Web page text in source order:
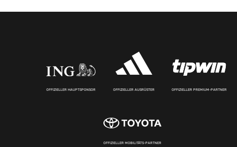
OFFIZIELLER HAUPTSPONSOR OFFIZIELLER AUSRÜSTER OFFIZIELLER PREMIUM-PARTNER
OFFIZIELLER MOBILITÄTS-PARTNER